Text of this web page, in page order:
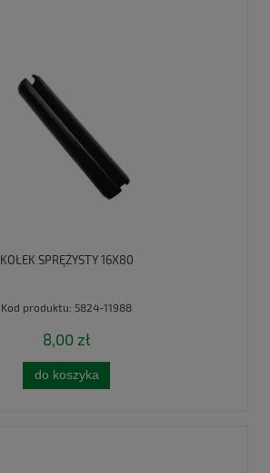
KOŁEK SPRĘŻYSTY 16X80
Kod produktu: 5824-11988
8,00 zł
do koszyka